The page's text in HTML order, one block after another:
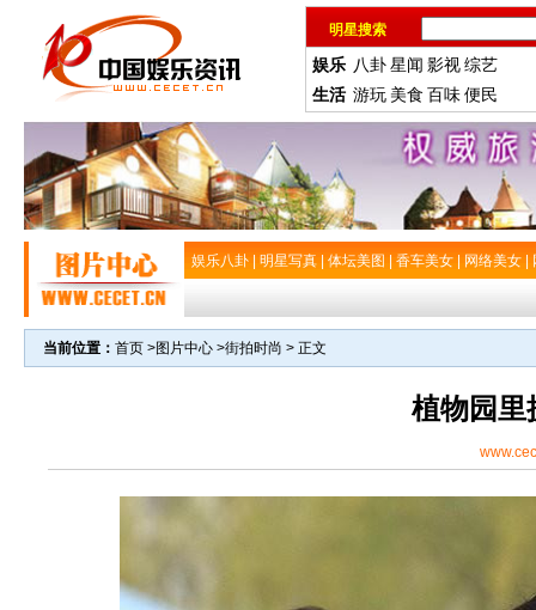
明星搜索
娱乐 八卦星闻 影视综艺
生活 游玩 美食 百味便民
娱乐八卦 明星写真 体坛美图 香车美女 网络美女
当前位置： 首页 >图片中心 >街拍时尚 > 正文
植物园里